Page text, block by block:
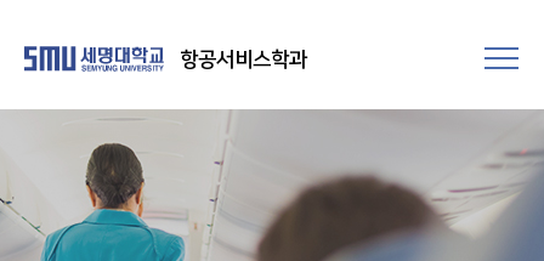
항공서비스학과